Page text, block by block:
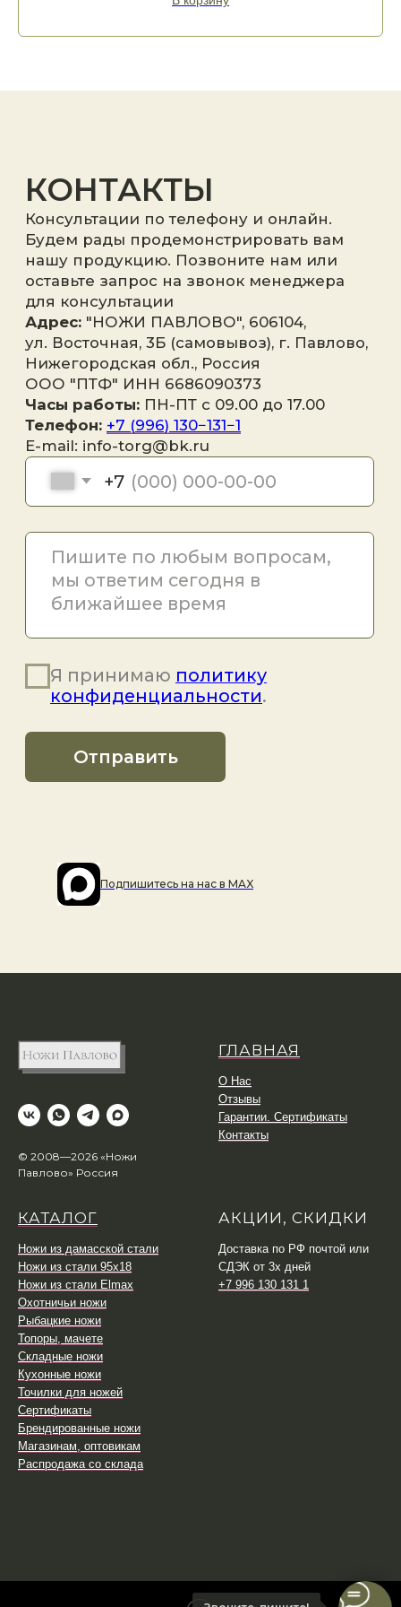
Подпишитесь на наc в MAX
© 2008—2026 «Ножи
Павлово» Россия
ГЛАВНАЯ
О Нас
Отзывы
Гарантии. Сертификаты
Контакты
КАТАЛОГ
Ножи из дамасской стали
Ножи из стали 95х18
Ножи из стали Elmax
Охотничьи ножи
Рыбацкие ножи
Топоры, мачете
Складные ножи
Кухонные ножи
Точилки для ножей
Сертификаты
Брендированные ножи
Магазинам, оптовикам
Распродажа со склада
АКЦИИ, СКИДКИ
Доставка по РФ почтой или
СДЭК от 3х дней
+7 996 130 131 1